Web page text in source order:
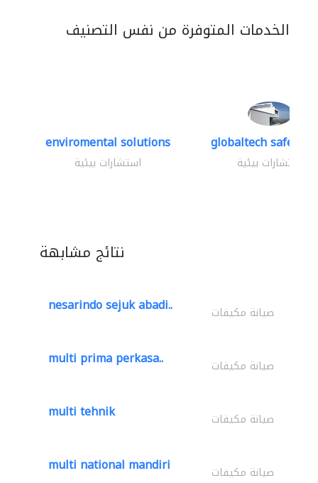
الخدمات المتوفرة من نفس التصنيف
enviromental solutions
استشارات بيئية
globaltech safety
استشارات بيئية
نتائج مشابهة
nesarindo sejuk abadi.. صيانة مكيفات
multi prima perkasa.. صيانة مكيفات
multi tehnik صيانة مكيفات
multi national mandiri صيانة مكيفات